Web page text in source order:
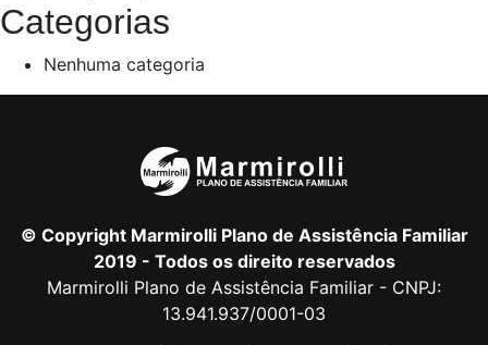
Categorias
Nenhuma categoria
© Copyright Marmirolli Plano de Assistência Familiar
2019 - Todos os direito reservados
Marmirolli Plano de Assistência Familiar - CNPJ:
13.941.937/0001-03